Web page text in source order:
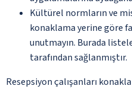
Kültürel normların ve
konaklama yerine göre
unutmayın. Burada
tarafından sağlanmıştır.
Resepsiyon çalışanları